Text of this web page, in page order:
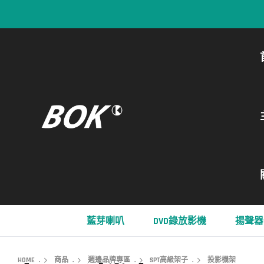
藍芽喇叭 DVD錄放影機 揚聲器
HOME . 商品 . 週邊品牌專區 . SPT高級架子 . 投影機架